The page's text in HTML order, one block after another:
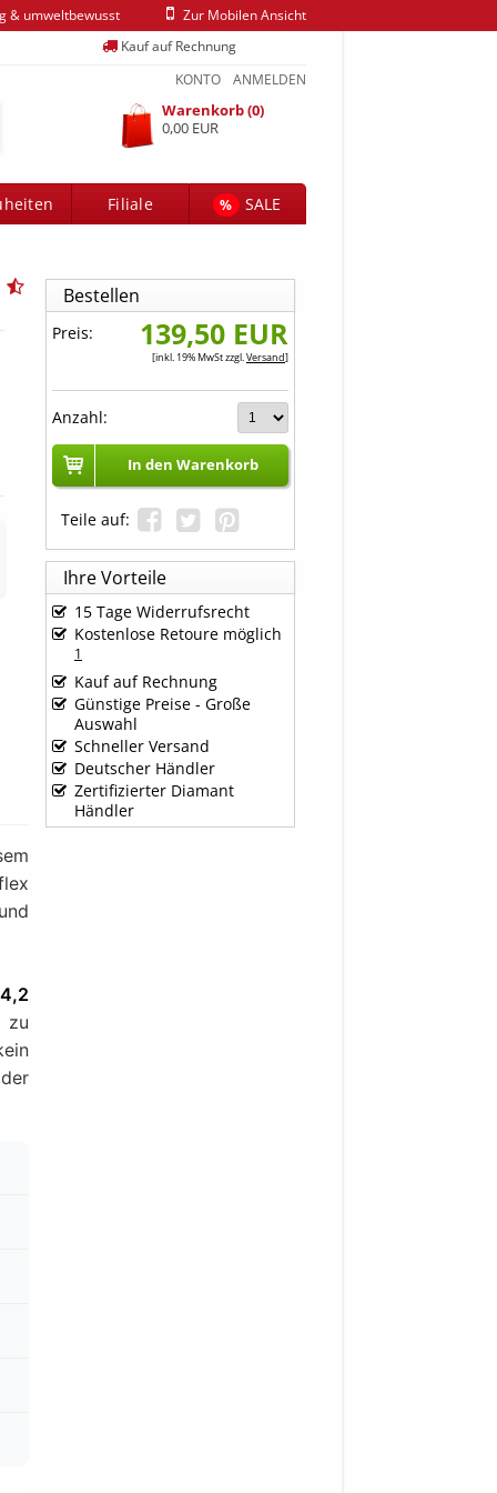
& umweltbewusst
Zur Mobilen Ansicht
Kauf auf Rechnung
ANMELDEN
KONTO
Warenkorb (0)
0,00 EUR
Filiale % SALE
zu
Bestellen
Preis: 139,50 EUR
[inkl. 19% MwSt zzgl.Versand]
Anzahl:
In den Warenkorb
Teile auf:
Ihre Vorteile
15 Tage Widerrufsrecht
Kostenlose Retoure möglich
1
Kauf auf Rechnung
Günstige Preise - Große
Auswahl
Schneller Versand
Deutscher Händler
Zertifizierter Diamant
Händler